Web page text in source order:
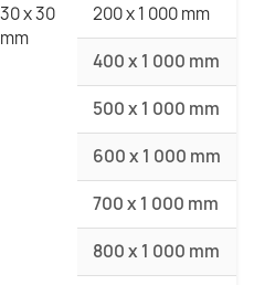
30 x 30
mm
200 x 1 000 mm
400 x 1 000 mm
500 x 1 000 mm
600 x 1 000 mm
700 x 1 000 mm
800 x 1 000 mm